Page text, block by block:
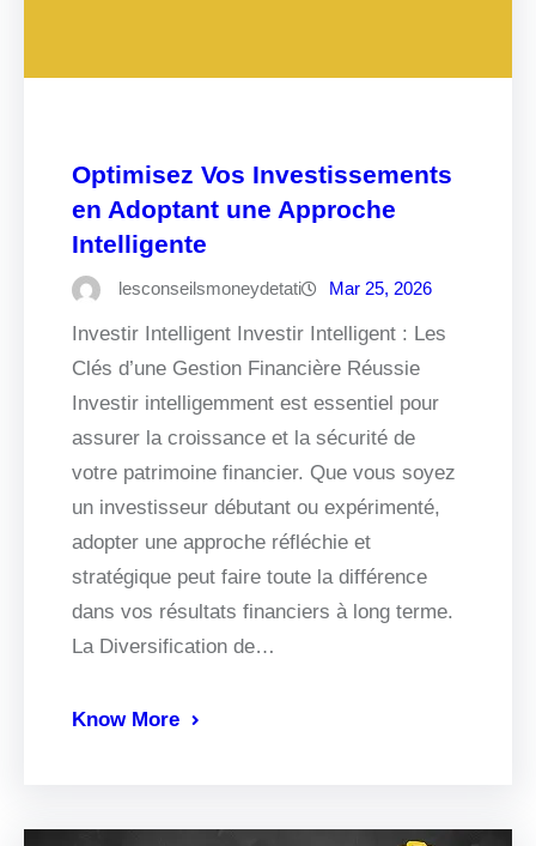
Optimisez Vos Investissements
en Adoptant une Approche
Intelligente
lesconseilsmoneydetati Mar 25, 2026
Investir Intelligent Investir Intelligent : Les
Clés d’une Gestion Financière Réussie
Investir intelligemment est essentiel pour
assurer la croissance et la sécurité de
votre patrimoine financier. Que vous soyez
un investisseur débutant ou expérimenté,
adopter une approche réfléchie et
stratégique peut faire toute la différence
dans vos résultats financiers à long terme.
La Diversification de…
Know More